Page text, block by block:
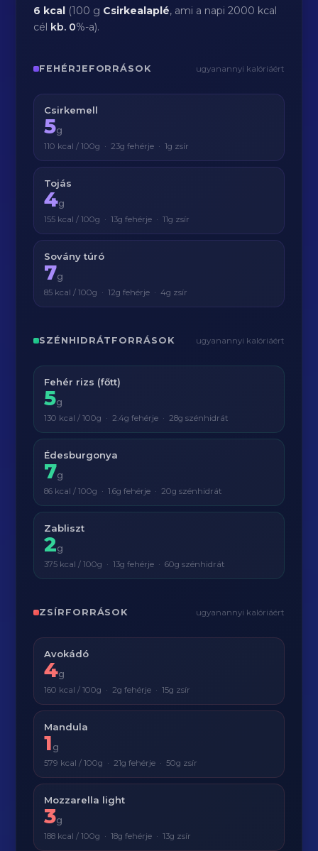
6 kcal (100 g Csirkealaplé, ami a napi 2000 kcal
cél kb. 0%-a).
FEHÉRJEFORRÁSOK ugyanannyi kalóriáért
Csirkemell
5g
110 kcal / 100g · 23g fehérje · 1g zsír
Tojás
4g
155 kcal / 100g · 13g fehérje · 11g zsír
Sovány túró
7g
85 kcal / 100g · 12g fehérje · 4g zsír
SZÉNHIDRÁTFORRÁSOK ugyanannyi kalóriáért
Fehér rizs (főtt)
5g
130 kcal / 100g · 2.4g fehérje · 28g szénhidrát
Édesburgonya
7g
86 kcal / 100g · 1.6g fehérje · 20g szénhidrát
Zabliszt
2g
375 kcal / 100g · 13g fehérje · 60g szénhidrát
ZSÍRFORRÁSOK ugyanannyi kalóriáért
Avokádó
4g
160 kcal / 100g · 2g fehérje · 15g zsír
Mandula
1 g
579 kcal / 100g · 21g fehérje · 50g zsír
Mozzarella light
3g
188 kcal / 100g · 18g fehérje · 13g zsír